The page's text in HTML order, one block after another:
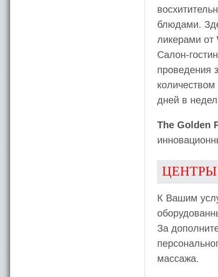
блюдами.
ликерами от
Салон-
проведения
дней в
The Golden
К Вашим
За
массажа.